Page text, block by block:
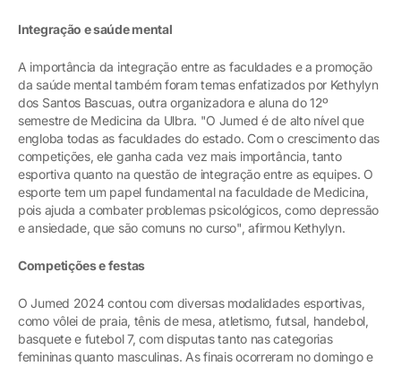
Integração e saúde mental
A importância da integração entre as faculdades e a promoção
da saúde mental também foram temas enfatizados por Kethylyn
dos Santos Bascuas, outra organizadora e aluna do 12º
semestre de Medicina da Ulbra. "O Jumed é de alto nível que
engloba todas as faculdades do estado. Com o crescimento das
competições, ele ganha cada vez mais importância, tanto
esportiva quanto na questão de integração entre as equipes. O
esporte tem um papel fundamental na faculdade de Medicina,
pois ajuda a combater problemas psicológicos, como depressão
e ansiedade, que são comuns no curso", afirmou Kethylyn.
Competições e festas
O Jumed 2024 contou com diversas modalidades esportivas,
como vôlei de praia, tênis de mesa, atletismo, futsal, handebol,
basquete e futebol 7, com disputas tanto nas categorias
femininas quanto masculinas. As finais ocorreram no domingo e